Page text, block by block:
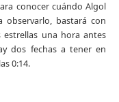
conocer cuándo Algol
observarlo, bastará con
estrellas una hora antes
dos fechas a tener en
0:14.